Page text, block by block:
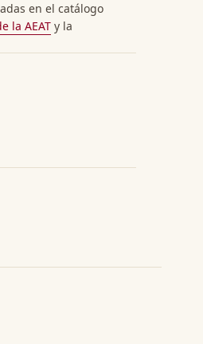
en el catálogo
la AEAT y la